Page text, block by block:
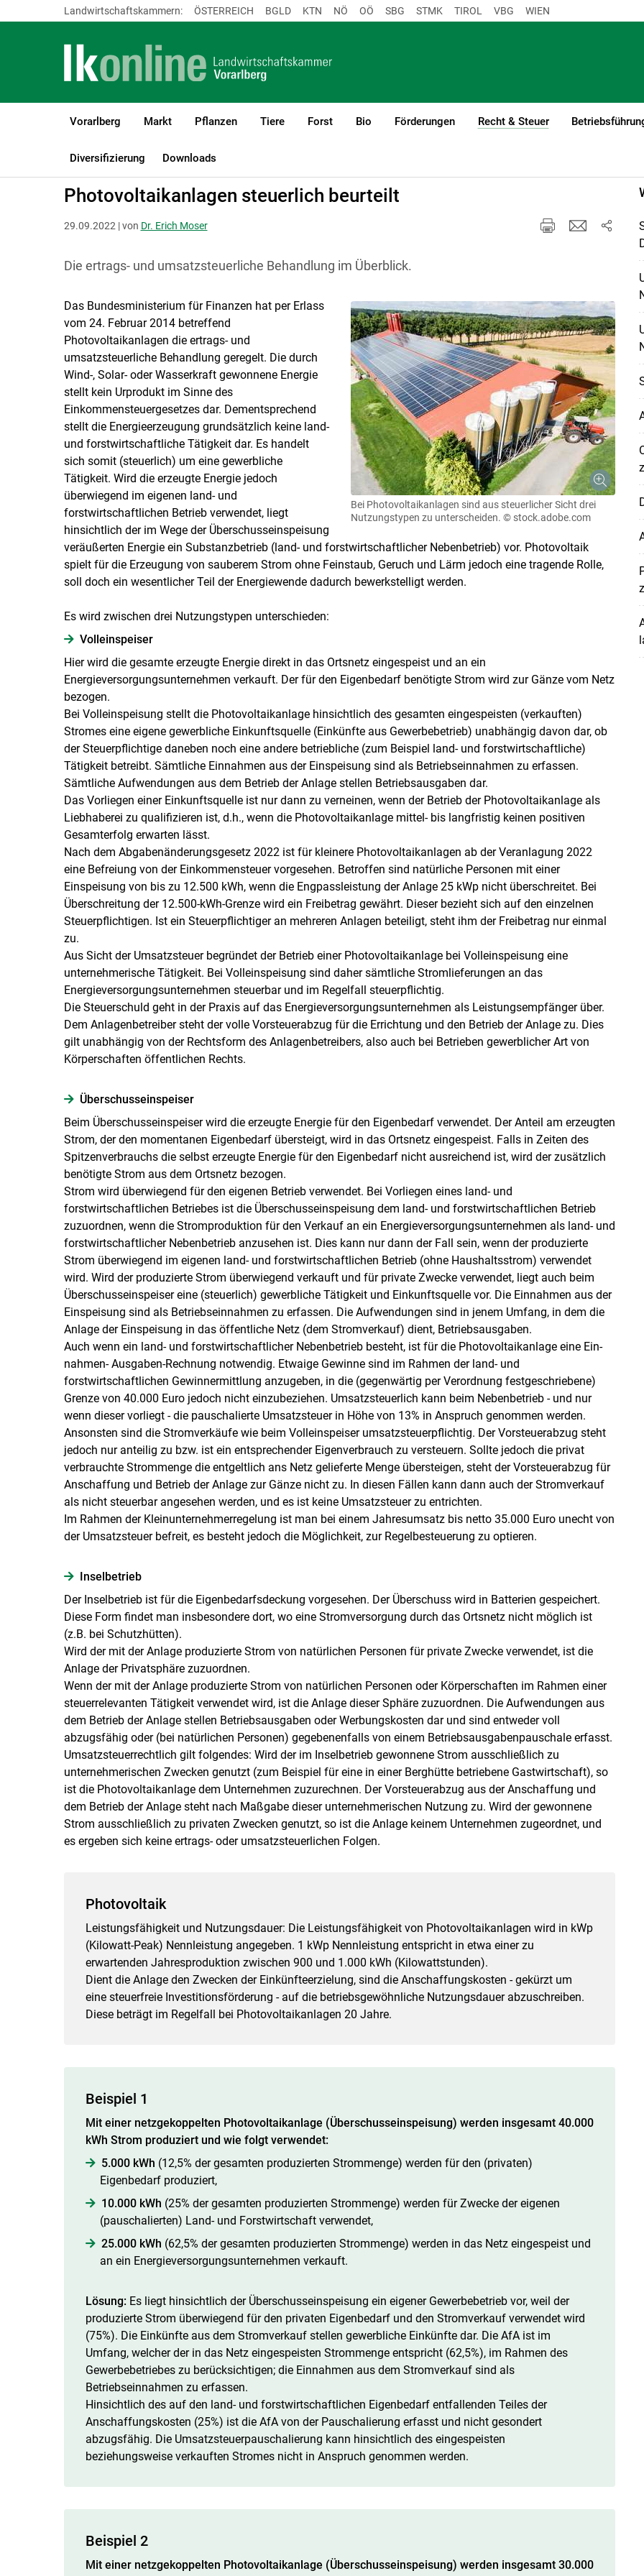
Landwirtschaftskammern: ÖSTERREICH BGLD KTN NÖ OÖ SBG STMK TIROL VBG WIEN
Vorarlberg Markt Pflanzen Tiere Forst Bio Förderungen Recht & Steuer
(current)1
Diversifizierung Downloads
LK Vorarlberg Recht & Steuer Steuer
Photovoltaikanlagen steuerlich beurteilt
29.09.2022 | von Dr. Erich Moser
Die ertrags- und umsatzsteuerliche Behandlung im Überblick.
Bei Photovoltaikanlagen sind aus steuerlicher Sicht drei
Nutzungstypen zu unterscheiden. © stock.adobe.com
Das Bundesministerium für Finanzen hat per Erlass
vom 24. Februar 2014 betreffend
Photovoltaikanlagen die ertrags- und
umsatzsteuerliche Behandlung geregelt. Die durch
Wind-, Solar- oder Wasserkraft gewonnene Energie
stellt kein Urprodukt im Sinne des
Einkommensteuergesetzes dar. Dementsprechend
stellt die Energieerzeugung grundsätzlich keine land-
und forstwirtschaftliche Tätigkeit dar. Es handelt
sich somit (steuerlich) um eine gewerbliche
Tätigkeit. Wird die erzeugte Energie jedoch
überwiegend im eigenen land- und
forstwirtschaftlichen Betrieb verwendet, liegt
hinsichtlich der im Wege der Überschusseinspeisung
veräußerten Energie ein Substanzbetrieb (land- und forstwirtschaftlicher Nebenbetrieb) vor. Photovoltaik
spielt für die Erzeugung von sauberem Strom ohne Feinstaub, Geruch und Lärm jedoch eine tragende Rolle,
soll doch ein wesentlicher Teil der Energiewende dadurch bewerkstelligt werden.
Es wird zwischen drei Nutzungstypen unterschieden:
Voll­einspeiser
Hier wird die gesamte erzeugte Energie direkt in das Ortsnetz eingespeist und an ein
Energieversorgungsunternehmen verkauft. Der für den Eigenbedarf benötigte Strom wird zur Gänze vom Netz
bezogen.
Bei Volleinspeisung stellt die Photovoltaikanlage hinsichtlich des gesamten eingespeisten (verkauften)
Stromes eine eigene gewerbliche Einkunftsquelle (Einkünfte aus Gewerbebetrieb) unabhängig davon dar, ob
der Steuerpflichtige daneben noch eine andere betriebliche (zum Beispiel land- und forstwirtschaftliche)
Tätigkeit betreibt. Sämtliche Einnahmen aus der Einspeisung sind als Betriebseinnahmen zu erfassen.
Sämtliche Aufwendungen aus dem Betrieb der Anlage stellen Betriebsausgaben dar.
Das Vorliegen einer Einkunftsquelle ist nur dann zu verneinen, wenn der Betrieb der Photovoltaikanlage als
Liebhaberei zu qualifizieren ist, d.h., wenn die Photovoltaikanlage mittel- bis langfristig keinen positiven
Gesamterfolg erwarten lässt.
Nach dem Abgabenänderungsgesetz 2022 ist für kleinere Photovoltaikanlagen ab der Veranlagung 2022
eine Befreiung von der Einkommensteuer vorgesehen. Betroffen sind natürliche Personen mit einer
Einspeisung von bis zu 12.500 kWh, wenn die Engpassleistung der Anlage 25 kWp nicht überschreitet. Bei
Überschreitung der 12.500-kWh-Grenze wird ein Freibetrag gewährt. Dieser bezieht sich auf den einzelnen
Steuerpflichtigen. Ist ein Steuerpflichtiger an mehreren Anlagen beteiligt, steht ihm der Freibetrag nur einmal
zu.
Aus Sicht der Umsatzsteuer begründet der Betrieb einer Photovoltaikanlage bei Volleinspeisung eine
unternehmerische Tätigkeit. Bei Volleinspeisung sind daher sämtliche Stromlieferungen an das
Energieversorgungsunternehmen steuerbar und im Regelfall steuerpflichtig.
Die Steuerschuld geht in der Praxis auf das Energieversorgungsunternehmen als Leistungsempfänger über.
Dem Anlagenbetreiber steht der volle Vorsteuerabzug für die Errichtung und den Betrieb der Anlage zu. Dies
gilt unabhängig von der Rechtsform des Anlagenbetreibers, also auch bei Betrieben gewerblicher Art von
Körperschaften öffentlichen Rechts.
Überschuss­einspeiser
Beim Überschusseinspeiser wird die erzeugte Energie für den Eigenbedarf verwendet. Der Anteil am erzeugten
Strom, der den momentanen Eigenbedarf übersteigt, wird in das Ortsnetz eingespeist. Falls in Zeiten des
Spitzenverbrauchs die selbst erzeugte Energie für den Eigenbedarf nicht ausreichend ist, wird der zusätzlich
benötigte Strom aus dem Ortsnetz bezogen.
Strom wird überwiegend für den eigenen Betrieb verwendet. Bei Vorliegen eines land- und
forstwirtschaftlichen Betriebes ist die Überschusseinspeisung dem land- und forstwirtschaftlichen Betrieb
zuzuordnen, wenn die Stromproduktion für den Verkauf an ein Energieversorgungsunternehmen als land- und
forstwirtschaftlicher Nebenbetrieb anzusehen ist. Dies kann nur dann der Fall sein, wenn der produzierte
Strom überwiegend im eigenen land- und forstwirtschaftlichen Betrieb (ohne Haushaltsstrom) verwendet
wird. Wird der produzierte Strom überwiegend verkauft und für private Zwecke verwendet, liegt auch beim
Überschusseinspeiser eine (steuerlich) gewerbliche Tätigkeit und Einkunftsquelle vor. Die Einnahmen aus der
Einspeisung sind als Betriebseinnahmen zu erfassen. Die Aufwendungen sind in jenem Umfang, in dem die
Anlage der Einspeisung in das öffentliche Netz (dem Stromverkauf) dient, Betriebsausgaben.
Auch wenn ein land- und forstwirtschaftlicher Nebenbetrieb besteht, ist für die Photovoltaikanlage eine Ein­
nahmen- Ausgaben-Rechnung notwendig. Etwaige Gewinne sind im Rahmen der land- und
forstwirtschaftlichen Gewinnermittlung anzugeben, in die (gegenwärtig per Verordnung festgeschriebene)
Grenze von 40.000 Euro jedoch nicht einzubeziehen. Umsatzsteuerlich kann beim Nebenbetrieb - und nur
wenn dieser vorliegt - die pauschalierte Umsatzsteuer in Höhe von 13% in Anspruch genommen werden.
Ansonsten sind die Stromverkäufe wie beim Volleinspeiser umsatzsteuerpflichtig. Der Vorsteuerabzug steht
jedoch nur anteilig zu bzw. ist ein entsprechender Eigenverbrauch zu versteuern. Sollte jedoch die privat
verbrauchte Strommenge die entgeltlich ans Netz gelieferte Menge übersteigen, steht der Vorsteuerabzug für
Anschaffung und Betrieb der Anlage zur Gänze nicht zu. In diesen Fällen kann dann auch der Stromverkauf
als nicht steuerbar angesehen werden, und es ist keine Umsatzsteuer zu entrichten.
Im Rahmen der Kleinunternehmerregelung ist man bei einem Jahresumsatz bis netto 35.000 Euro unecht von
der Umsatzsteuer befreit, es besteht jedoch die Möglichkeit, zur Regelbesteuerung zu optieren.
Inselbetrieb
Der Inselbetrieb ist für die Eigenbedarfsdeckung vorgesehen. Der Überschuss wird in Batterien gespeichert.
Diese Form findet man insbesondere dort, wo eine Stromversorgung durch das Ortsnetz nicht möglich ist
(z.B. bei Schutzhütten).
Wird der mit der Anlage produzierte Strom von natürlichen Personen für private Zwecke verwendet, ist die
Anlage der Privatsphäre zuzuordnen.
Wenn der mit der Anlage produzierte Strom von natürlichen Personen oder Körperschaften im Rahmen einer
steuerrelevanten Tätigkeit verwendet wird, ist die Anlage dieser Sphäre zuzuordnen. Die Aufwendungen aus
dem Betrieb der Anlage stellen Betriebsausgaben oder Werbungskosten dar und sind entweder voll
abzugsfähig oder (bei natürlichen Personen) gegebenenfalls von einem Betriebsausgabenpauschale erfasst.
Umsatzsteuerrechtlich gilt folgendes: Wird der im Inselbetrieb gewonnene Strom ausschließlich zu
unternehmerischen Zwecken genutzt (zum Beispiel für eine in einer Berghütte betriebene Gastwirtschaft), so
ist die Photovoltaikanlage dem Unternehmen zuzurechnen. Der Vorsteuerabzug aus der Anschaffung und
dem Betrieb der Anlage steht nach Maßgabe dieser unternehmerischen Nutzung zu. Wird der gewonnene
Strom ausschließlich zu privaten Zwecken genutzt, so ist die Anlage keinem Unternehmen zugeordnet, und
es ergeben sich keine ertrags- oder umsatzsteuerlichen Folgen.
Photovoltaik
Leistungsfähigkeit und Nutzungsdauer: Die Leistungsfähigkeit von Photovoltaikanlagen wird in kWp
(Kilowatt-Peak) Nennleistung angegeben. 1 kWp Nennleistung entspricht in etwa einer zu
erwartenden Jahresproduktion zwischen 900 und 1.000 kWh (Kilowattstunden).
Dient die Anlage den Zwecken der Einkünfteerzielung, sind die Anschaffungskosten - gekürzt um
eine steuerfreie Investitionsförderung - auf die betriebsgewöhnliche Nutzungsdauer abzuschreiben.
Diese beträgt im Regelfall bei Photovoltaikanlagen 20 Jahre.
Beispiel 1
Mit einer netzgekoppelten Photo­voltaikanlage (Überschusseinspeisung) werden insgesamt 40.000
kWh Strom produziert und wie folgt verwendet:
5.000 kWh (12,5% der gesamten produzierten Strommenge) werden für den (privaten)
Eigenbedarf produziert,
10.000 kWh (25% der gesamten produzierten Strommenge) werden für Zwecke der eigenen
(pauschalierten) Land- und Forstwirtschaft verwendet,
25.000 kWh (62,5% der gesamten produzierten Strommenge) werden in das Netz eingespeist und
an ein Energieversorgungsunternehmen verkauft.
Lösung: Es liegt hinsichtlich der Überschusseinspeisung ein eigener Gewerbebetrieb vor, weil der
produzierte Strom überwiegend für den privaten Eigenbedarf und den Stromverkauf verwendet wird
(75%). Die Einkünfte aus dem Stromverkauf stellen gewerbliche Einkünfte dar. Die AfA ist im
Umfang, welcher der in das Netz eingespeisten Strommenge entspricht (62,5%), im Rahmen des
Gewerbebetriebes zu berücksichtigen; die Einnahmen aus dem Stromverkauf sind als
Betriebseinnahmen zu erfassen.
Hinsichtlich des auf den land- und forstwirtschaftlichen Eigenbedarf entfallenden Teiles der
Anschaffungskosten (25%) ist die AfA von der Pauschalierung erfasst und nicht gesondert
abzugsfähig. Die Umsatzsteuerpauschalierung kann hinsichtlich des eingespeisten
beziehungsweise verkauften Stromes nicht in Anspruch genommen werden.
Beispiel 2
Mit einer netzgekoppelten Photovoltaikanlage (Überschusseinspeisung) werden insgesamt 30.000